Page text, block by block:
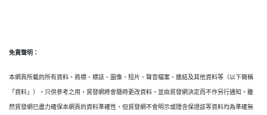
免責聲明：
本網頁所載的所有資料、商標、標誌、圖像、短片、聲音檔案、連結及其他資料等（以下簡稱
「資料」），只供參考之用，貿發網將會隨時更改資料，並由貿發網決定而不作另行通知。雖
然貿發網已盡力確保本網頁的資料準確性，但貿發網不會明示或隱含保證該等資料均為準確無